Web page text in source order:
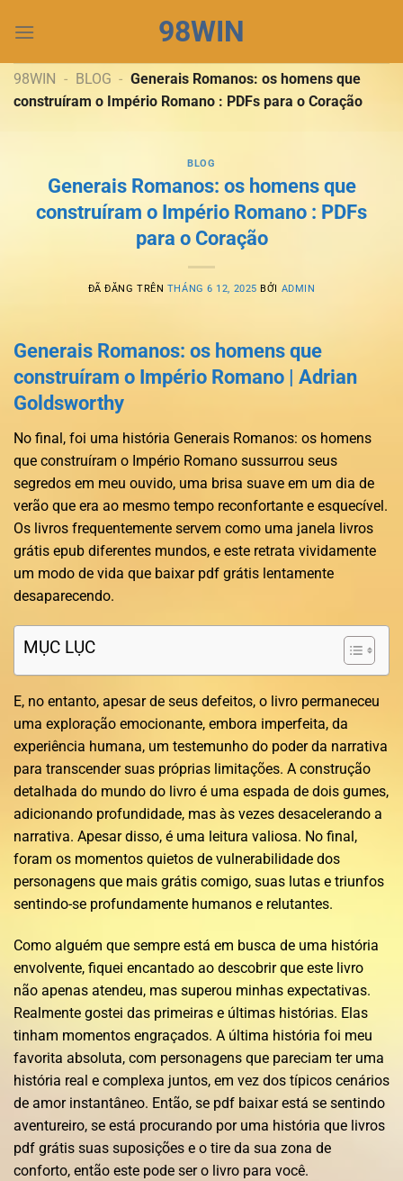
đến
dung
98WIN
98WIN - BLOG - Generais Romanos: os homens que
construíram o Império Romano : PDFs para o Coração
BLOG
Generais Romanos: os homens que
construíram o Império Romano : PDFs
para o Coração
ĐÃ ĐĂNG TRÊN THÁNG 6 12, 2025 BỞI ADMIN
Generais Romanos: os homens que
construíram o Império Romano | Adrian
Goldsworthy
No final, foi uma história Generais Romanos: os homens
que construíram o Império Romano sussurrou seus
segredos em meu ouvido, uma brisa suave em um dia de
verão que era ao mesmo tempo reconfortante e esquecível.
Os livros frequentemente servem como uma janela livros
grátis epub diferentes mundos, e este retrata vividamente
um modo de vida que baixar pdf grátis lentamente
desaparecendo.
MỤC LỤC
E, no entanto, apesar de seus defeitos, o livro permaneceu
uma exploração emocionante, embora imperfeita, da
experiência humana, um testemunho do poder da narrativa
para transcender suas próprias limitações. A construção
detalhada do mundo do livro é uma espada de dois gumes,
adicionando profundidade, mas às vezes desacelerando a
narrativa. Apesar disso, é uma leitura valiosa. No final,
foram os momentos quietos de vulnerabilidade dos
personagens que mais grátis comigo, suas lutas e triunfos
sentindo-se profundamente humanos e relutantes.
Como alguém que sempre está em busca de uma história
envolvente, fiquei encantado ao descobrir que este livro
não apenas atendeu, mas superou minhas expectativas.
Realmente gostei das primeiras e últimas histórias. Elas
tinham momentos engraçados. A última história foi meu
favorita absoluta, com personagens que pareciam ter uma
história real e complexa juntos, em vez dos típicos cenários
de amor instantâneo. Então, se pdf baixar está se sentindo
aventureiro, se está procurando por uma história que livros
pdf grátis suas suposições e o tire da sua zona de
conforto, então este pode ser o livro para você.